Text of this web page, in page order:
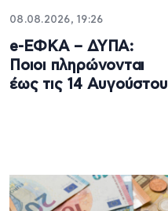
08.08.2026, 19:26
e-ΕΦΚΑ – ΔΥΠΑ:
Ποιοι πληρώνονται
έως τις 14 Αυγούστου